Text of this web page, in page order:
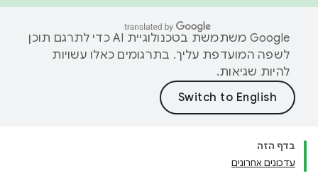
‫Google משתמשת בטכנולוגיית AI כדי לתרגם תוכן
לשפה המועדפת עליך. בתרגומים כאלו עשויות
להיות שגיאות.
בדף הזה
עדכונים אחרונים